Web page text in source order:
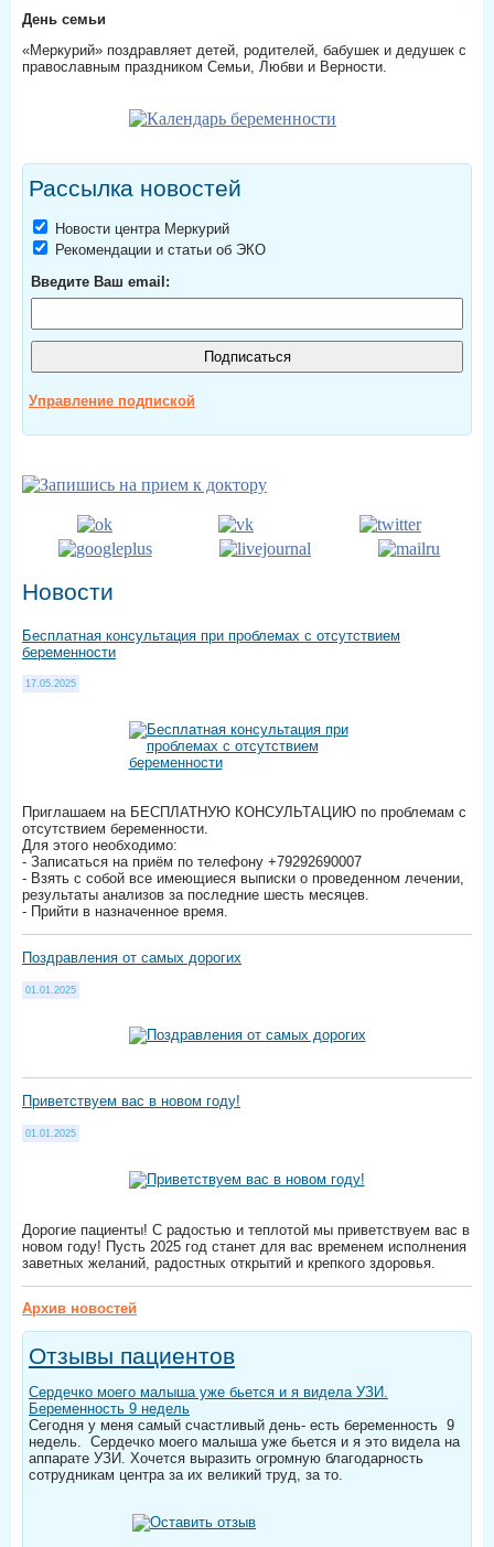
День семьи
«Меркурий» поздравляет детей, родителей, бабушек и дедушек с
православным праздником Семьи, Любви и Верности.
Рассылка новостей
Новости центра Меркурий
Рекомендации и статьи об ЭКО
Введите Ваш email:
Управление подпиской
Новости
Бесплатная консультация при проблемах с отсутствием
беременности
17.05.2025
Приглашаем на БЕСПЛАТНУЮ КОНСУЛЬТАЦИЮ по проблемам с
отсутствием беременности.
Для этого необходимо:
- Записаться на приём по телефону +79292690007
- Взять с собой все имеющиеся выписки о проведенном лечении,
результаты анализов за последние шесть месяцев.
- Прийти в назначенное время.
Поздравления от самых дорогих
01.01.2025
Приветствуем вас в новом году!
01.01.2025
Дорогие пациенты! С радостью и теплотой мы приветствуем вас в
новом году! Пусть 2025 год станет для вас временем исполнения
заветных желаний, радостных открытий и крепкого здоровья.
Архив новостей
Отзывы пациентов
Сердечко моего малыша уже бьется и я видела УЗИ.
Беременность 9 недель
Сегодня у меня самый счастливый день- есть беременность 9
недель. Сердечко моего малыша уже бьется и я это видела на
аппарате УЗИ. Хочется выразить огромную благодарность
сотрудникам центра за их великий труд, за то.